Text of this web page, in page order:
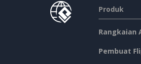
Produk
Rangkaian
Pembuat